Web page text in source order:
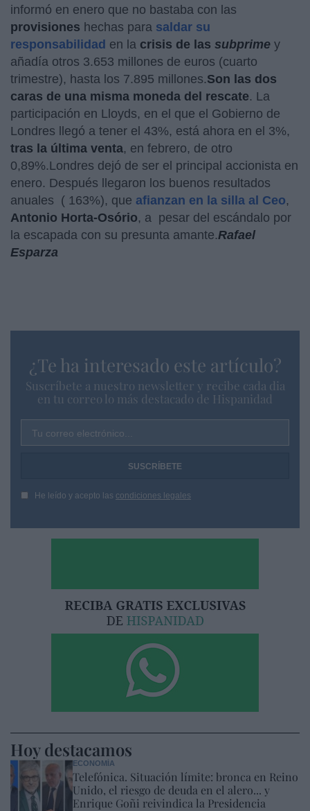
informó en enero que no bastaba con las
provisiones hechas para saldar su
responsabilidad en la crisis de las subprime y
añadía otros 3.653 millones de euros (cuarto
trimestre), hasta los 7.895 millones.Son las dos
caras de una misma moneda del rescate. La
participación en Lloyds, en el que el Gobierno de
Londres llegó a tener el 43%, está ahora en el 3%,
tras la última venta, en febrero, de otro
0,89%.Londres dejó de ser el principal accionista en
enero. Después llegaron los buenos resultados
anuales ( 163%), que afianzan en la silla al Ceo,
Antonio Horta-Osório, a pesar del escándalo por
la escapada con su presunta amante.Rafael
Esparza
¿Te ha interesado este artículo?
Suscríbete a nuestro newsletter y recibe cada dia
en tu correo lo más destacado de Hispanidad
Tu correo electrónico...
He leído y acepto las condiciones legales
Hoy destacamos
ECONOMÍA
Telefónica. Situación límite: bronca en Reino
Unido, el riesgo de deuda en el alero... y
Enrique Goñi reivindica la Presidencia